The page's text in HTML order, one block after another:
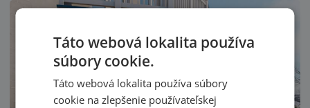
Táto webová lokalita používa
súbory cookie.
Táto webová lokalita používa súbory
cookie na zlepšenie používateľskej